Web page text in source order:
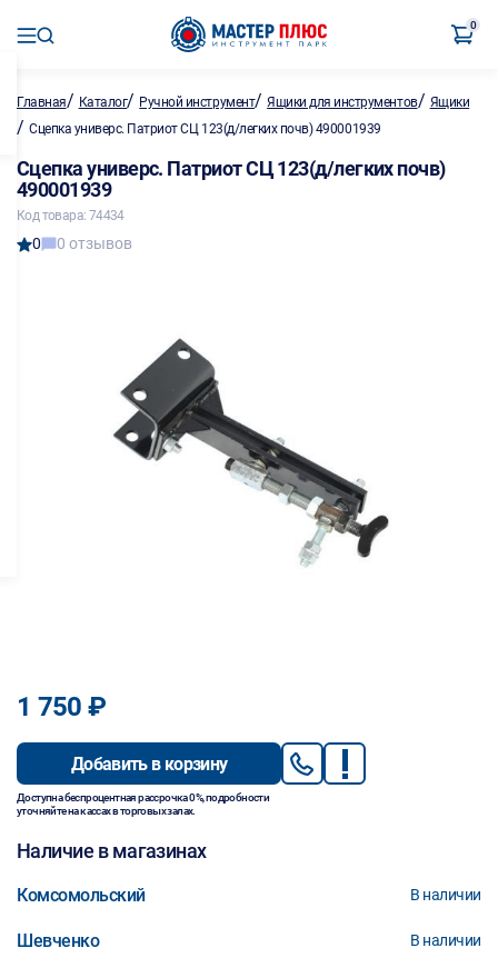
0
Главная/ Каталог/ Ручной инструмент/Ящики для инструментов/ Ящики
/ Сцепка универс. Патриот СЦ 123(д/легких почв) 490001939
Сцепка универс. Патриот СЦ 123(д/легких почв)
490001939
Код товара: 74434
0 0 отзывов
1 750 ₽
Добавить в корзину
Доступна беспроцентная рассрочка 0%, подробности
уточняйте на кассах в торговых залах.
Наличие в магазинах
Комсомольский В наличии
Шевченко В наличии